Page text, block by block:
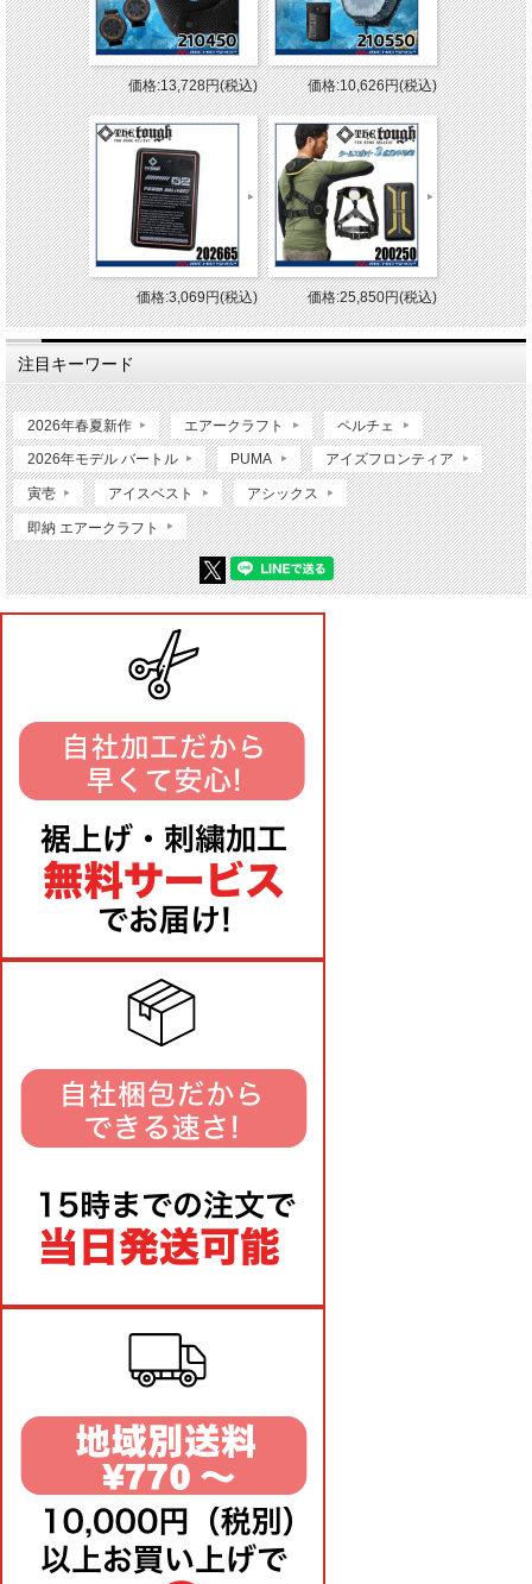
価格:13,728円(税込) 価格:10,626円(税込)
価格:3,069円(税込) 価格:25,850円(税込)
注目キーワード
2026年春夏新作 エアークラフト ペルチェ
2026年モデル バートル PUMA アイズフロンティア
寅壱 アイスベスト アシックス
即納 エアークラフト